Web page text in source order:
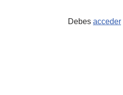
Debes acceder